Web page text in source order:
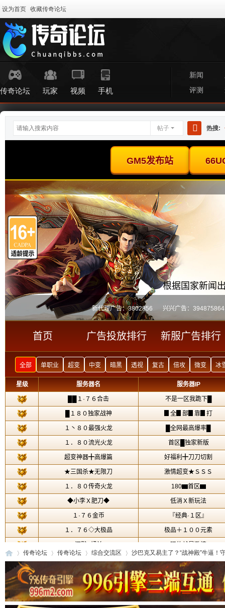
设为首页 收藏传奇论坛
传奇论坛 玩家 视频 手机
新闻
评测
帖子
搜
热搜:
传 »
传奇论坛
›
传奇论坛 综合交流区
›
沙巴克又易主了？“战神殿”牛逼！